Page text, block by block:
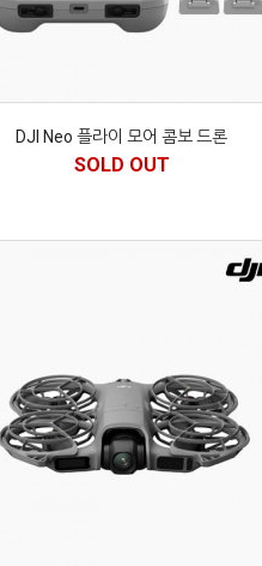
DJI Neo 플라이 모어 콤보 드론
SOLD OUT